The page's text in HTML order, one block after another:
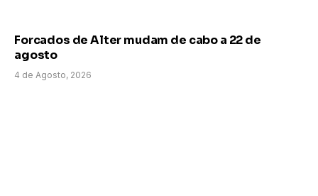
Forcados de Alter mudam de cabo a 22 de
agosto
4 de Agosto, 2026